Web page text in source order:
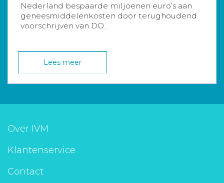
Nederland bespaarde miljoenen euro’s aan
geneesmiddelenkosten door terughoudend
voorschrijven van DO...
Lees meer
Over IVM
Klantenservice
Contact